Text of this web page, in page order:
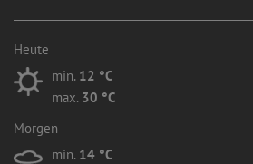
Heute
min. 12 °C
max. 30 °C
Morgen
min. 14 °C